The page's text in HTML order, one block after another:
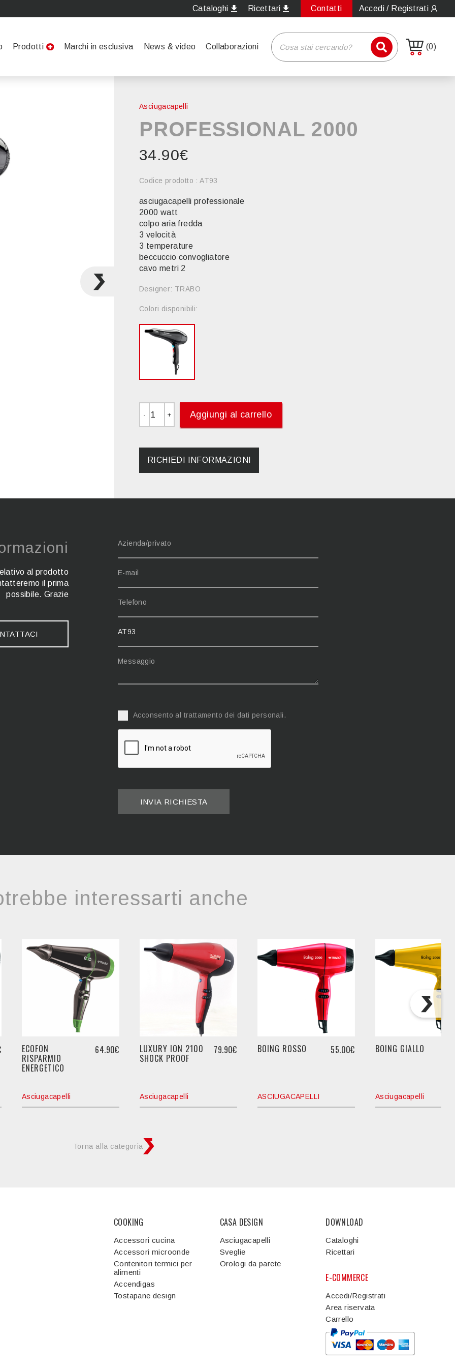
Cataloghi Ricettari Contatti Accedi / Registrati
Prodotti Marchi in esclusiva News & video Collaborazioni (0)
Asciugacapelli
PROFESSIONAL 2000
34.90€
Codice prodotto : AT93
asciugacapelli professionale
2000 watt
colpo aria fredda
3 velocità
3 temperature
beccuccio convogliatore
cavo metri 2
Designer: TRABO
Colori disponibili:
Aggiungi al carrello
RICHIEDI INFORMAZIONI
al prodotto
il prima
possibile. Grazie
Acconsento al trattamento dei dati personali.
INVIA RICHIESTA
interessarti anche
ECOFON
RISPARMIO
ENERGETICO
64.90€
Asciugacapelli
LUXURY ION 2100
SHOCK PROOF
79.90€
Asciugacapelli
BOING ROSSO 55.00€
ASCIUGACAPELLI
BOING GIALLO
Asciugacapelli
Torna alla categoria
COOKING
Accessori cucina
Accessori microonde
Contenitori termici per
alimenti
Accendigas
Tostapane design
CASA DESIGN
Asciugacapelli
Sveglie
Orologi da parete
DOWNLOAD
Cataloghi
Ricettari
E-COMMERCE
Accedi/Registrati
Area riservata
Carrello